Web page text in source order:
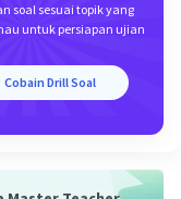
soal sesuai topik yang
untuk persiapan ujian
Cobain Drill Soal